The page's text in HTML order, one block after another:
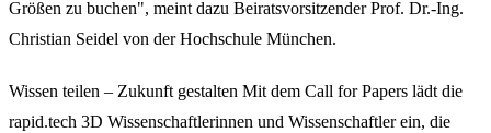
Größen zu buchen", meint dazu Beiratsvorsitzender Prof. Dr.-Ing.
Christian Seidel von der Hochschule München.
Wissen teilen – Zukunft gestalten Mit dem Call for Papers lädt die
rapid.tech 3D Wissenschaftlerinnen und Wissenschaftler ein, die